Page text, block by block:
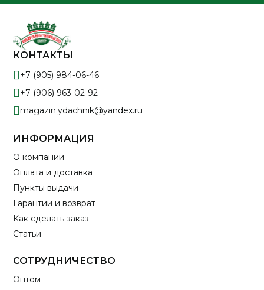
КОНТАКТЫ
+7 (905) 984-06-46
+7 (906) 963-02-92
magazin.ydachnik@yandex.ru
ИНФОРМАЦИЯ
О компании
Оплата и доставка
Пункты выдачи
Гарантии и возврат
Как сделать заказ
Статьи
СОТРУДНИЧЕСТВО
Оптом